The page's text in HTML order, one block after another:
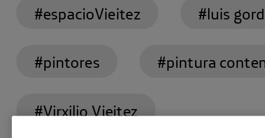
#espacioVieitez #luis
#pintores #pintura
#Virxilio Vieitez